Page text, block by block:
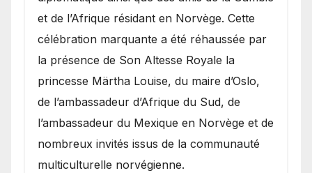
et de l’Afrique résidant en Norvège. Cette
célébration marquante a été réhaussée par
la présence de Son Altesse Royale la
princesse Märtha Louise, du maire d’Oslo,
de l’ambassadeur d’Afrique du Sud, de
l’ambassadeur du Mexique en Norvège et de
nombreux invités issus de la communauté
multiculturelle norvégienne.